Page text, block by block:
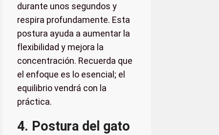
durante unos segundos y
respira profundamente. Esta
postura ayuda a aumentar la
flexibilidad y mejora la
concentración. Recuerda que
el enfoque es lo esencial; el
equilibrio vendrá con la
práctica.
4. Postura del gato